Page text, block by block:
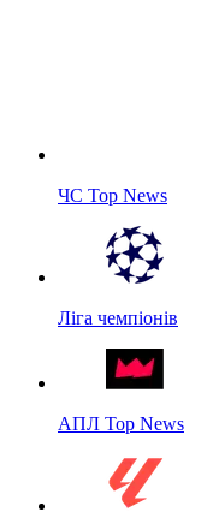
ЧС Top News
Ліга чемпіонів
АПЛ Top News